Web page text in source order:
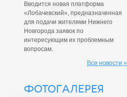
Вводится новая платформа
«Лобачевский», предназначенная
для подачи жителями Нижнего
Новгорода заявок по
интересующим их проблемным
вопросам.
Все новости »
ФОТОГАЛЕРЕЯ